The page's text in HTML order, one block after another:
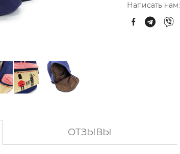
Написать нам:
ОТЗЫВЫ